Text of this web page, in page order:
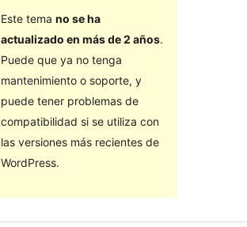
Este tema no se ha
actualizado en más de 2 años.
Puede que ya no tenga
mantenimiento o soporte, y
puede tener problemas de
compatibilidad si se utiliza con
las versiones más recientes de
WordPress.